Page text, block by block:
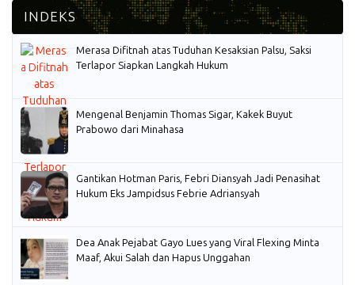
Merasa Difitnah atas Tuduhan Kesaksian Palsu, Saksi
Terlapor Siapkan Langkah Hukum
Mengenal Benjamin Thomas Sigar, Kakek Buyut
Prabowo dari Minahasa
Gantikan Hotman Paris, Febri Diansyah Jadi Penasihat
Hukum Eks Jampidsus Febrie Adriansyah
Dea Anak Pejabat Gayo Lues yang Viral Flexing Minta
Maaf, Akui Salah dan Hapus Unggahan